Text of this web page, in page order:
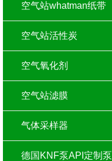
空气站whatman纸带
空气站活性炭
空气氧化剂
空气站滤膜
气体采样器
德国KNF泵API定制泵